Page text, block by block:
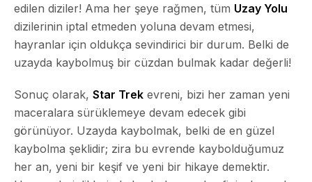
edilen diziler! Ama her şeye rağmen, tüm Uzay Yolu
dizilerinin iptal etmeden yoluna devam etmesi,
hayranlar için oldukça sevindirici bir durum. Belki de
uzayda kaybolmuş bir cüzdan bulmak kadar değerli!
Sonuç olarak, Star Trek evreni, bizi her zaman yeni
maceralara sürüklemeye devam edecek gibi
görünüyor. Uzayda kaybolmak, belki de en güzel
kaybolma şeklidir; zira bu evrende kaybolduğumuz
her an, yeni bir keşif ve yeni bir hikaye demektir.